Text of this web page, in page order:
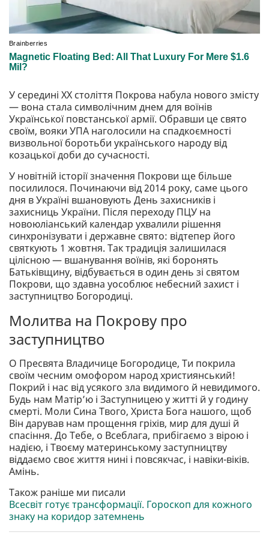
У середині ХХ століття Покрова набула нового змісту
— вона стала символічним днем для воїнів
Української повстанської армії. Обравши це свято
своїм, вояки УПА наголосили на спадкоємності
визвольної боротьби українського народу від
козацької доби до сучасності.
У новітній історії значення Покрови ще більше
посилилося. Починаючи від 2014 року, саме цього
дня в Україні вшановують День захисників і
захисниць України. Після переходу ПЦУ на
новоюліанський календар ухвалили рішення
синхронізувати і державне свято: відтепер його
святкують 1 жовтня. Так традиція залишилася
цілісною — вшанування воїнів, які боронять
Батьківщину, відбувається в один день зі святом
Покрови, що здавна уособлює небесний захист і
заступництво Богородиці.
Молитва на Покрову про
заступництво
О Пресвята Владичице Богородице, Ти покрила
своїм чесним омофором народ християнський!
Покрий і нас від усякого зла видимого й невидимого.
Будь нам Матір’ю і Заступницею у житті й у годину
смерті. Моли Сина Твого, Христа Бога нашого, щоб
Він дарував нам прощення гріхів, мир для душі й
спасіння. До Тебе, о Всеблага, прибігаємо з вірою і
надією, і Твоєму материнському заступництву
віддаємо своє життя нині і повсякчас, і навіки-віків.
Амінь.
Також раніше ми писали
Всесвіт готує трансформації. Гороскоп для кожного
знаку на коридор затемнень